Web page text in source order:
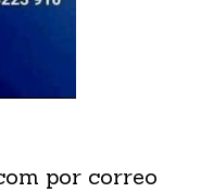
por correo